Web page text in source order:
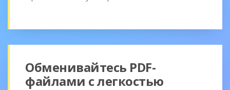
Обменивайтесь PDF-
файлами с легкостью